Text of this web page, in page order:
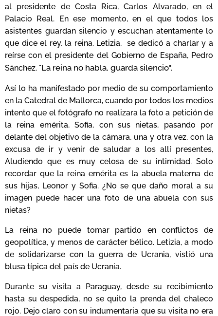
al presidente de Costa Rica, Carlos Alvarado, en el
Palacio Real. En ese momento, en el que todos los
asistentes guardan silencio y escuchan atentamente lo
que dice el rey, la reina. Letizia, se dedicó a charlar y a
reírse con el presidente del Gobierno de España, Pedro
Sánchez. "La reina no habla, guarda silencio".
Así lo ha manifestado por medio de su comportamiento
en la Catedral de Mallorca, cuando por todos los medios
intento que el fotógrafo no realizara la foto a petición de
la reina emérita, Sofia, con sus nietas, pasando por
delante del objetivo de la cámara, una y otra vez, con la
excusa de ir y venir de saludar a los allí presentes,
Aludiendo que es muy celosa de su intimidad. Solo
recordar que la reina emérita es la abuela materna de
sus hijas, Leonor y Sofia. ¿No se que daño moral a su
imagen puede hacer una foto de una abuela con sus
nietas?
La reina no puede tomar partido en conflictos de
geopolítica, y menos de carácter bélico. Letizia, a modo
de solidarizarse con la guerra de Ucrania, vistió una
blusa típica del país de Ucrania.
Durante su visita a Paraguay, desde su recibimiento
hasta su despedida, no se quito la prenda del chaleco
rojo. Dejo claro con su indumentaria que su visita no era